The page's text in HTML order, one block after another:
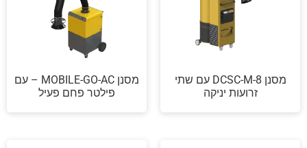
מסנן DCSC-M-8 עם שתי
זרועות יניקה
מסנן MOBILE-GO-AC – עם
פילטר פחם פעיל